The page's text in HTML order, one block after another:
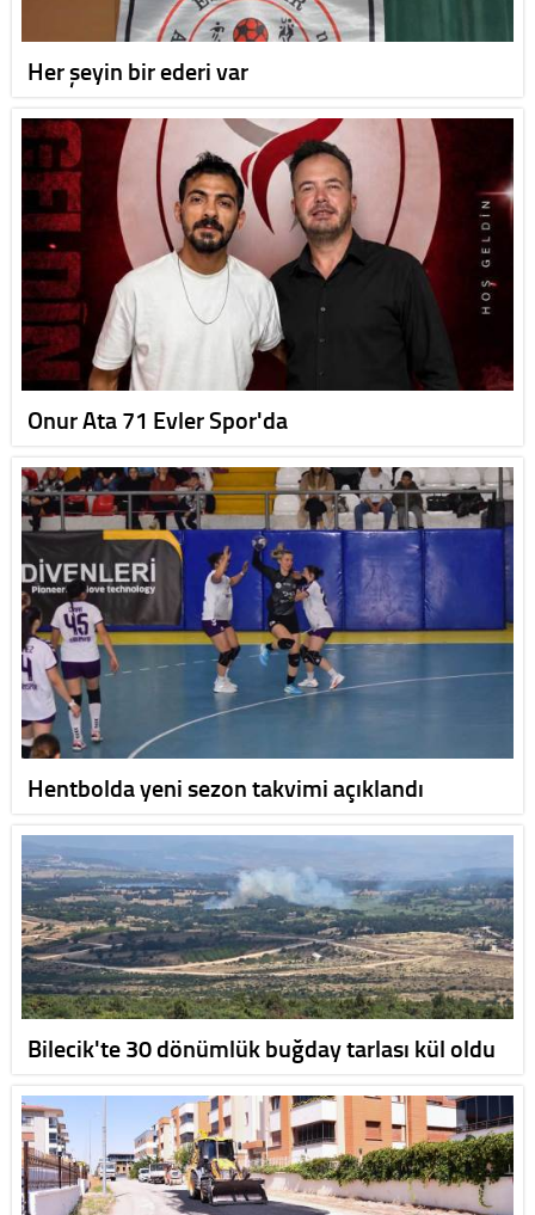
Her şeyin bir ederi var
Onur Ata 71 Evler Spor'da
Hentbolda yeni sezon takvimi açıklandı
Bilecik'te 30 dönümlük buğday tarlası kül oldu